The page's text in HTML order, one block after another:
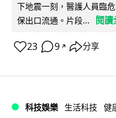
下地震一刻，醫護人員臨
保出口流通。片段...
閱
23 9 ↗ 分享
科技娛樂 生活科技 健